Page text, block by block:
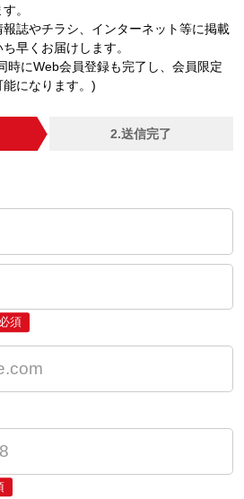
。
誌やチラシ、インターネット等に掲載
早くお届けします。
にWeb会員登録も完了し、会員限定
になります。)
2.送信完了
必須